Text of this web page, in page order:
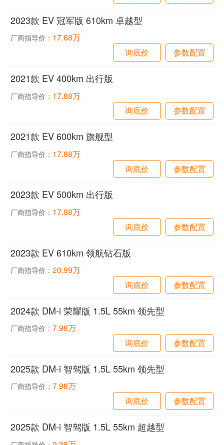
2023款 EV 冠军版 610km 卓越型
厂商指导价： 17.68万
询底价
参数配置
2021款 EV 400km 出行版
厂商指导价： 17.88万
询底价
参数配置
2021款 EV 600km 旗舰型
厂商指导价： 17.88万
询底价
参数配置
2023款 EV 500km 出行版
厂商指导价： 17.98万
询底价
参数配置
2023款 EV 610km 领航钻石版
厂商指导价：20.99万
询底价
参数配置
2024款 DM-i 荣耀版 1.5L 55km 领先型
厂商指导价：7.98万
询底价
参数配置
2025款 DM-i 智驾版 1.5L 55km 领先型
厂商指导价：7.98万
询底价
参数配置
2025款 DM-i 智驾版 1.5L 55km 超越型